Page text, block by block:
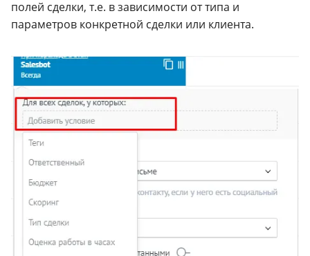
полей сделки, т.е. в зависимости от типа и
параметров конкретной сделки или клиента.